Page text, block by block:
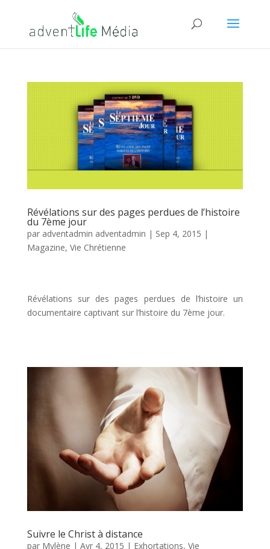
Révélations sur des pages perdues de l’histoire
du 7ème jour
par adventadmin adventadmin | Sep 4, 2015 |
Magazine, Vie Chrétienne
Révélations sur des pages perdues de l’histoire un
documentaire captivant sur l’histoire du 7ème jour.
Suivre le Christ à distance
par Mylène | Avr 4, 2015 | Exhortations, Vie